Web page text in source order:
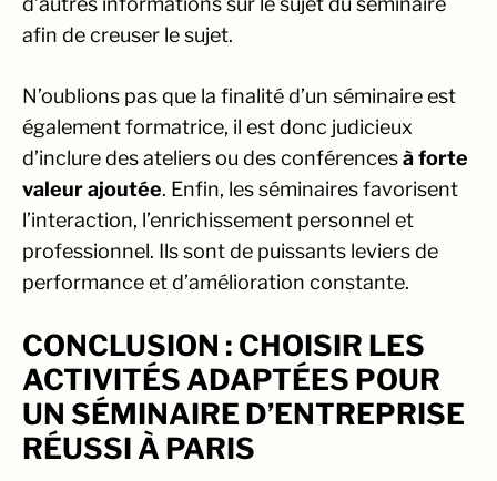
afin de creuser le sujet.
N’oublions pas que la finalité d’un séminaire est
également formatrice, il est donc judicieux
d’inclure des ateliers ou des conférencesà forte
valeur ajoutée. Enfin, les séminaires favorisent
l’interaction, l’enrichissement personnel et
professionnel. Ils sont de puissants leviers de
performance et d’amélioration constante.
CONCLUSION : CHOISIR LES
ACTIVITÉS ADAPTÉES POUR
UN SÉMINAIRE D’ENTREPRISE
RÉUSSI À PARIS